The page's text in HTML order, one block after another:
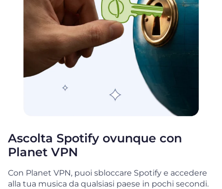
Ascolta Spotify ovunque con
Planet VPN
Con Planet VPN, puoi sbloccare Spotify e accedere
alla tua musica da qualsiasi paese in pochi secondi.